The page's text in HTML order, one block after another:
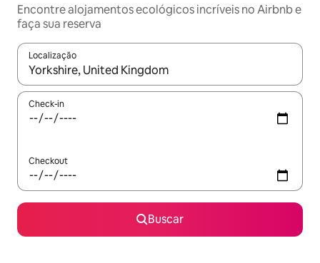
Encontre alojamentos ecológicos incríveis no Airbnb e
faça sua reserva
Localização
Quando os resultados estiverem disponíveis, explore-os
Check-in
Checkout
Buscar